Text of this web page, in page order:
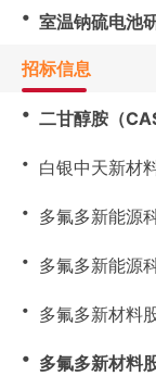
・ 室温钠硫电池
招标信息
・ 二甘醇胺（
・ 白银中天新材
・ 多氟多新能源
・ 多氟多新能源
・ 多氟多新材料
・ 多氟多新材料